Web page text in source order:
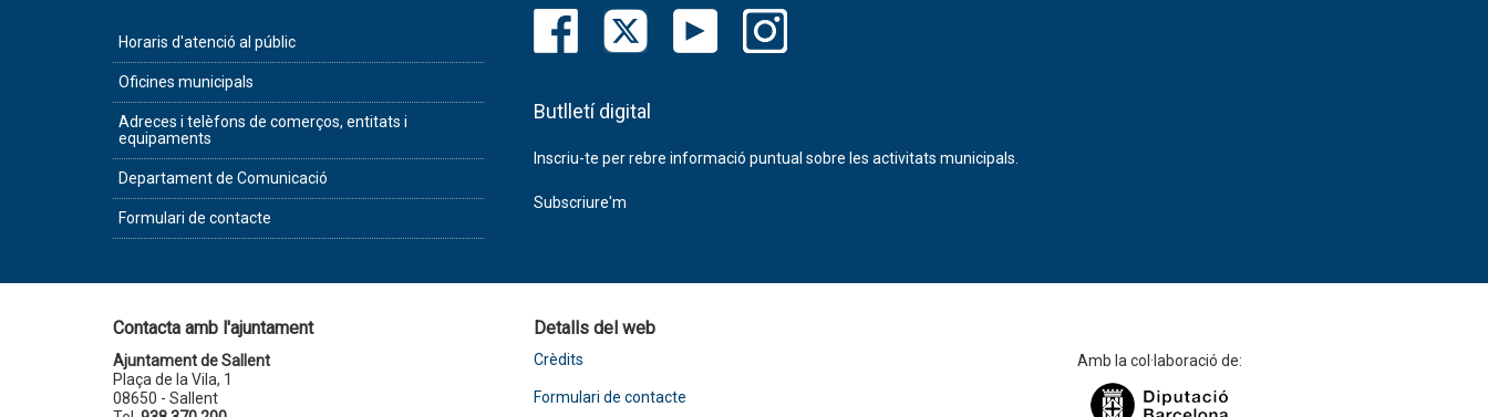
Horaris d'atenció al públic
Oficines municipals
Adreces i telèfons de comerços, entitats i
equipaments
Departament de Comunicació
Formulari de contacte
Butlletí digital
Inscriu-te per rebre informació puntual sobre les activitats municipals.
Subscriure'm
Contacta amb l'ajuntament
Ajuntament de Sallent
Plaça de la Vila, 1
08650 - Sallent
Detalls del web
Crèdits
Formulari de contacte
Amb la col·laboració de: